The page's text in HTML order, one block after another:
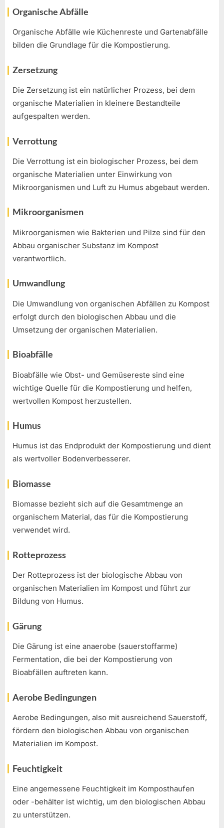
Organische Abfälle
Organische Abfälle wie Küchenreste und Gartenabfälle
bilden die Grundlage für die Kompostierung.
Zersetzung
Die Zersetzung ist ein natürlicher Prozess, bei dem
organische Materialien in kleinere Bestandteile
aufgespalten werden.
Verrottung
Die Verrottung ist ein biologischer Prozess, bei dem
organische Materialien unter Einwirkung von
Mikroorganismen und Luft zu Humus abgebaut werden.
Mikroorganismen
Mikroorganismen wie Bakterien und Pilze sind für den
Abbau organischer Substanz im Kompost
verantwortlich.
Umwandlung
Die Umwandlung von organischen Abfällen zu Kompost
erfolgt durch den biologischen Abbau und die
Umsetzung der organischen Materialien.
Bioabfälle
Bioabfälle wie Obst- und Gemüsereste sind eine
wichtige Quelle für die Kompostierung und helfen,
wertvollen Kompost herzustellen.
Humus
Humus ist das Endprodukt der Kompostierung und dient
als wertvoller Bodenverbesserer.
Biomasse
Biomasse bezieht sich auf die Gesamtmenge an
organischem Material, das für die Kompostierung
verwendet wird.
Rotteprozess
Der Rotteprozess ist der biologische Abbau von
organischen Materialien im Kompost und führt zur
Bildung von Humus.
Gärung
Die Gärung ist eine anaerobe (sauerstoffarme)
Fermentation, die bei der Kompostierung von
Bioabfällen auftreten kann.
Aerobe Bedingungen
Aerobe Bedingungen, also mit ausreichend Sauerstoff,
fördern den biologischen Abbau von organischen
Materialien im Kompost.
Feuchtigkeit
Eine angemessene Feuchtigkeit im Komposthaufen
oder -behälter ist wichtig, um den biologischen Abbau
zu unterstützen.